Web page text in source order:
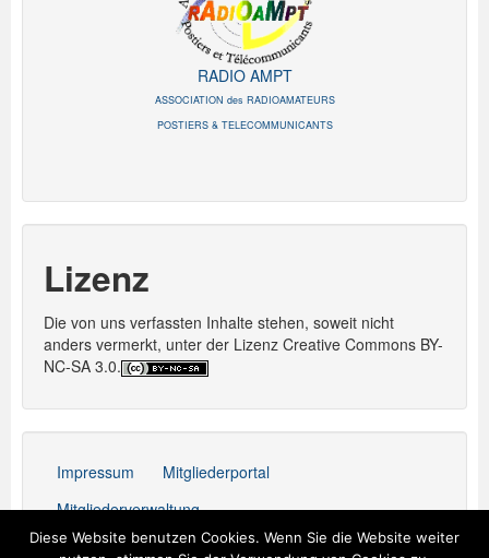
RADIO AMPT
ASSOCIATION des RADIOAMATEURS
POSTIERS & TELECOMMUNICANTS
Lizenz
Die von uns verfassten Inhalte stehen, soweit nicht
anders vermerkt, unter der Lizenz Creative Commons BY-
NC-SA 3.0.
Impressum
Mitgliederportal
Mitgliederverwaltung
Stolz präsentiert von WordPress
Diese Website benutzen Cookies. Wenn Sie die Website weiter